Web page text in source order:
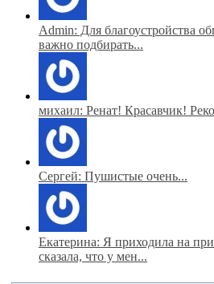
Admin: Для благоустройства
важно подбирать...
михаил: Ренат! Красавчик!
Сергей: Пушистые очень...
Екатерина: Я приходила на
сказала, что у мен...